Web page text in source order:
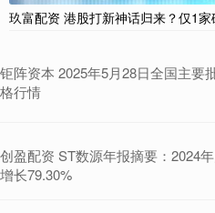
玖富配资 港股打新神话归来？仅1
钜阵资本 2025年5月28日全国主要
格行情
创盈配资 ST数源年报摘要：2024
增长79.30%